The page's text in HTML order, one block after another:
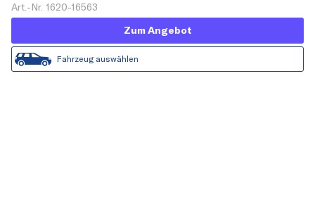
Art.-Nr. 1620-16563
Zum Angebot
Fahrzeug auswählen